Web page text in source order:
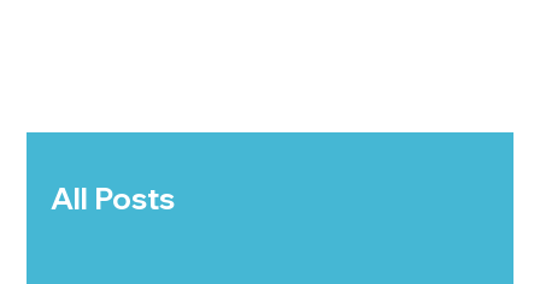
All Posts